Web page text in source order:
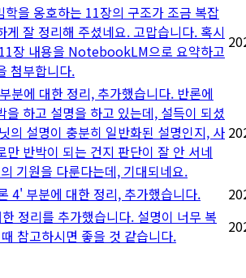
학을 옹호하는 11장의 구조가 조금 복잡
게 잘 정리해 주셨네요. 고맙습니다. 혹시
장 내용을 NotebookLM으로 요약하고
첨부합니다.
분에 대한 정리, 추가했습니다. 반론에
을 하고 설명을 하고 있는데, 설득이 되셨
의 설명이 충분히 일반화된 설명인지, 사
만 반박이 되는 건지 판단이 잘 안 서네
기원을 다룬다는데, 기대되네요.
4' 부분에 대한 정리, 추가했습니다.
정리를 추가했습니다. 설명이 너무 복
참고하시면 좋을 것 같습니다.